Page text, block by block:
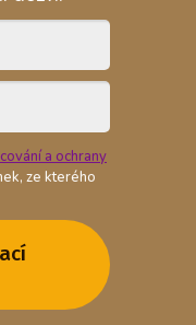
a ochrany
ze kterého